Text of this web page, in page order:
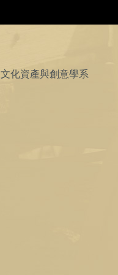
文化資產與創意學系